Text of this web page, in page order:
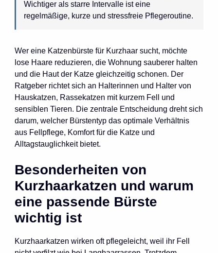
Wichtiger als starre Intervalle ist eine
regelmäßige, kurze und stressfreie Pflegeroutine.
Wer eine Katzenbürste für Kurzhaar sucht, möchte
lose Haare reduzieren, die Wohnung sauberer halten
und die Haut der Katze gleichzeitig schonen. Der
Ratgeber richtet sich an Halterinnen und Halter von
Hauskatzen, Rassekatzen mit kurzem Fell und
sensiblen Tieren. Die zentrale Entscheidung dreht sich
darum, welcher Bürstentyp das optimale Verhältnis
aus Fellpflege, Komfort für die Katze und
Alltagstauglichkeit bietet.
Besonderheiten von
Kurzhaarkatzen und warum
eine passende Bürste
wichtig ist
Kurzhaarkatzen wirken oft pflegeleicht, weil ihr Fell